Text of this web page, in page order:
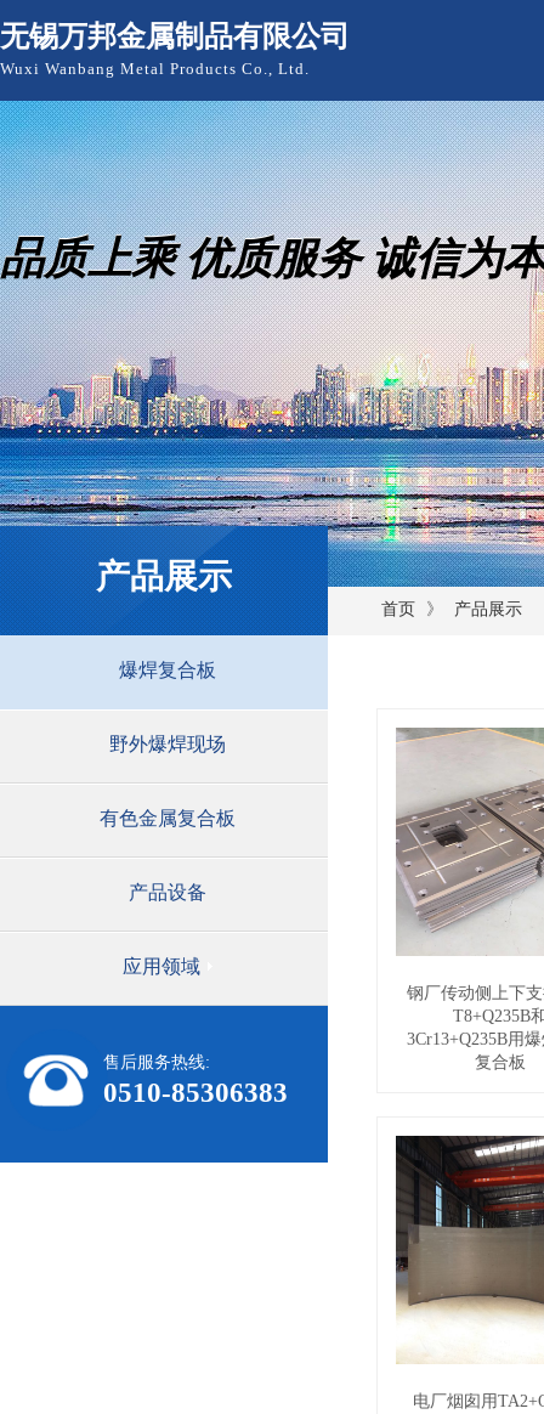
无锡万邦金属制品有限公司
Wuxi Wanbang Metal Products Co., Ltd.
品质上乘 优质服务 诚信为
品质上乘 优质服务 诚信为
产品展示
首页 》 产品展示
爆焊复合板
野外爆焊现场
有色金属复合板
产品设备
应用领域
钢厂传动侧上下
T8+Q235B
3Cr13+Q235B用
复合板
电厂烟囱用
售后服务热线:
0510-85306383